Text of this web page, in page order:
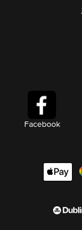
Facebook